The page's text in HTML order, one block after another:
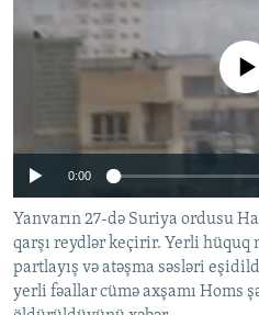
FOTOQALEREYA
KARIKATURA
RADIO ARXIV
OXU ZALI
AZƏRBAYCAN ƏDƏBIYYATI
İSLAM VƏ DEMOKRATIYA
İZ - MƏDƏNIYYƏT PROQRAMI
HAQQIMIZDA
PEŞƏ ETIKASI VƏ JURNALISTIKA
MATERIALLARIMIZDAN ISTIFADƏ
AZADLIQRADIOSU MOBIL
BIZIMLƏ ƏLAQƏ
XƏBƏR BÜLLETENLƏRIMIZ
BIZI IZLƏ
RFE/RL-in bütün saytları
No media source
0:00
Yanvarın 27-də Suriya ordusu
qarşı reydlər keçirir. Yerli hüquq
partlayış və atəşma səsləri
yerli fəallar cümə axşamı Homs